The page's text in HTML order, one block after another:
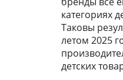
категориях
Таковы
летом 2025
детских